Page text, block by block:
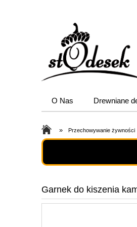
O Nas Drewniane
» Przechowywanie żywności
Garnek do kiszenia